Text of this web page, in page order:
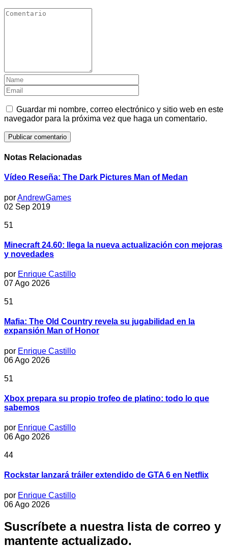
Guardar mi nombre, correo electrónico y sitio web en este
navegador para la próxima vez que haga un comentario.
Notas Relacionadas
Vídeo Reseña: The Dark Pictures Man of Medan
porAndrewGames
02 Sep 2019
51
Minecraft 24.60: llega la nueva actualización con mejoras
y novedades
por Enrique Castillo
07 Ago 2026
51
Mafia: The Old Country revela su jugabilidad en la
expansión Man of Honor
por Enrique Castillo
06 Ago 2026
51
Xbox prepara su propio trofeo de platino: todo lo que
sabemos
por Enrique Castillo
06 Ago 2026
44
Rockstar lanzará tráiler extendido de GTA 6 en Netflix
por Enrique Castillo
06 Ago 2026
Suscríbete a nuestra lista de correo y
mantente actualizado.